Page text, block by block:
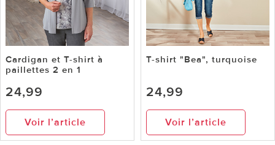
Cardigan et T-shirt à
paillettes 2 en 1
24,99
Voir l’article
T-shirt "Bea", turquoise
24,99
Voir l’article